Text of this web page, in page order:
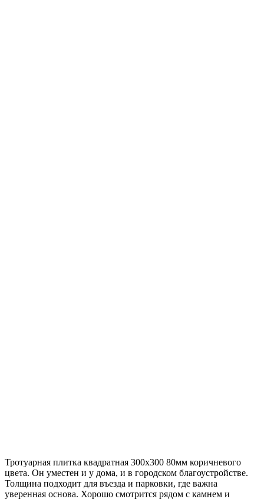
Тротуарная плитка квадратная 300х300 80мм коричневого
цвета. Он уместен и у дома, и в городском благоустройстве.
Толщина подходит для въезда и парковки, где важна
уверенная основа. Хорошо смотрится рядом с камнем и